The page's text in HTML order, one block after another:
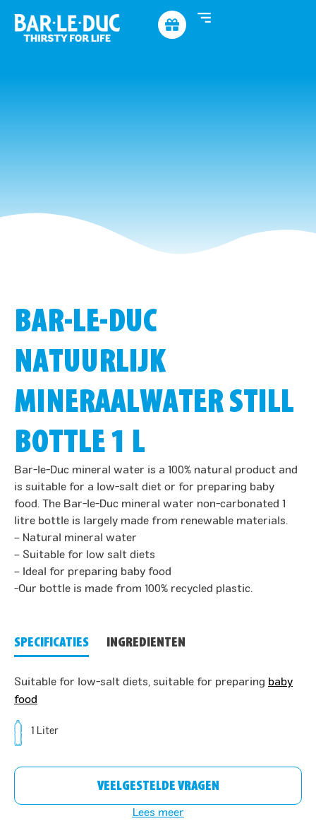
BAR-LE-DUC
NATUURLIJK
MINERAALWATER STILL
BOTTLE 1 L
Bar-le-Duc mineral water is a 100% natural product and
is suitable for a low-salt diet or for preparing baby
food. The Bar-le-Duc mineral water non-carbonated 1
litre bottle is largely made from renewable materials.
– Natural mineral water
– Suitable for low salt diets
– Ideal for preparing baby food
-Our bottle is made from 100% recycled plastic.
SPECIFICATIES INGREDIENTEN
Suitable for low-salt diets, suitable for preparing baby
food
1 Liter
VEELGESTELDE VRAGEN
Lees meer